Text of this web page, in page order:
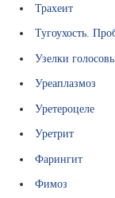
Трахеит
Тугоухость.
Узелки
Уреаплазмоз
Уретероцеле
Уретрит
Фарингит
Фимоз